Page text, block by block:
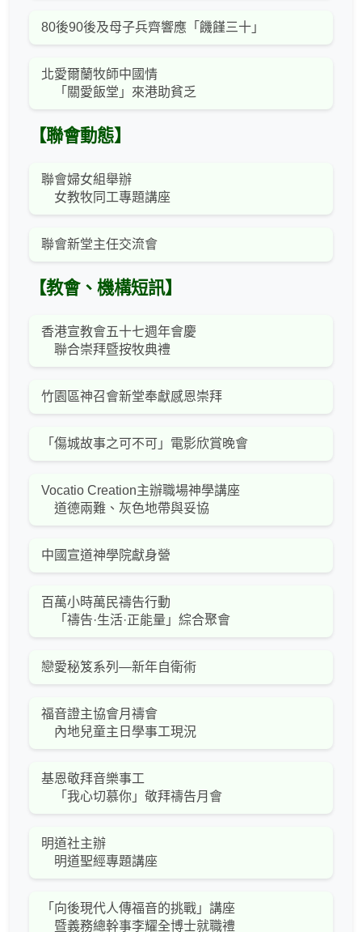
80後90後及母子兵齊響應「饑饉三十」
北愛爾蘭牧師中國情
「關愛飯堂」來港助貧乏
【聯會動態】
聯會婦女組舉辦
女教牧同工專題講座
聯會新堂主任交流會
【教會、機構短訊】
香港宣教會五十七週年會慶
聯合崇拜暨按牧典禮
竹園區神召會新堂奉獻感恩崇拜
「傷城故事之可不可」電影欣賞晚會
Vocatio Creation主辦職場神學講座
道德兩難、灰色地帶與妥協
中國宣道神學院獻身營
百萬小時萬民禱告行動
「禱告·生活·正能量」綜合聚會
戀愛秘笈系列—新年自衛術
福音證主協會月禱會
內地兒童主日學事工現況
基恩敬拜音樂事工
「我心切慕你」敬拜禱告月會
明道社主辦
明道聖經專題講座
「向後現代人傳福音的挑戰」講座
暨義務總幹事李耀全博士就職禮